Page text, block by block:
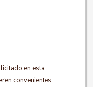
en esta
convenientes